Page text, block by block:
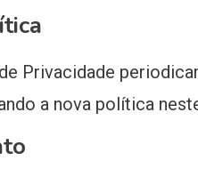
Privacidade
a nova política